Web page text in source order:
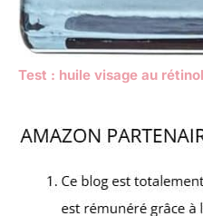
Test : huile visage au